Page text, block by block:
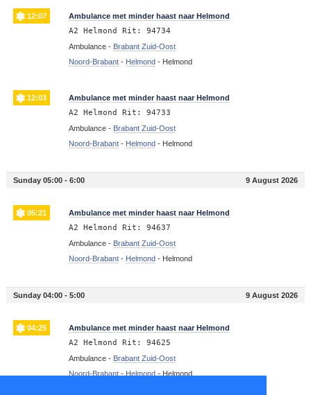
12:07 Ambulance met minder haast naar Helmond
A2 Helmond Rit: 94734
Ambulance - Brabant Zuid-Oost
Noord-Brabant- Helmond- Helmond
12:03 Ambulance met minder haast naar Helmond
A2 Helmond Rit: 94733
Ambulance - Brabant Zuid-Oost
Noord-Brabant- Helmond- Helmond
Sunday 05:00 - 6:00 9 August 2026
05:21 Ambulance met minder haast naar Helmond
A2 Helmond Rit: 94637
Ambulance - Brabant Zuid-Oost
Noord-Brabant- Helmond- Helmond
Sunday 04:00 - 5:00 9 August 2026
04:25 Ambulance met minder haast naar Helmond
A2 Helmond Rit: 94625
Ambulance - Brabant Zuid-Oost
Noord-Brabant- Helmond- Helmond